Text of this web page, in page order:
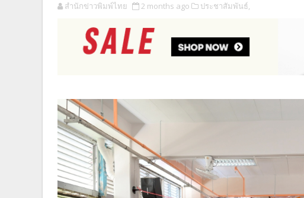
สำนักข่าวพิมพ์ไทย 2 months ago ประชาสัมพันธ์,